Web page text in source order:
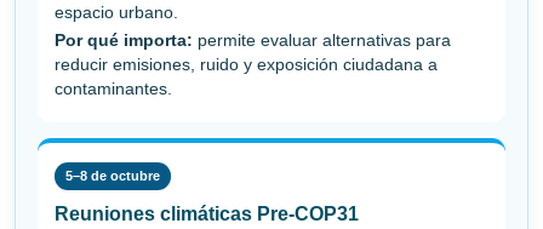
espacio urbano.
Por qué importa: permite evaluar alternativas para
reducir emisiones, ruido y exposición ciudadana a
contaminantes.
5–8 de octubre
Reuniones climáticas Pre-COP31